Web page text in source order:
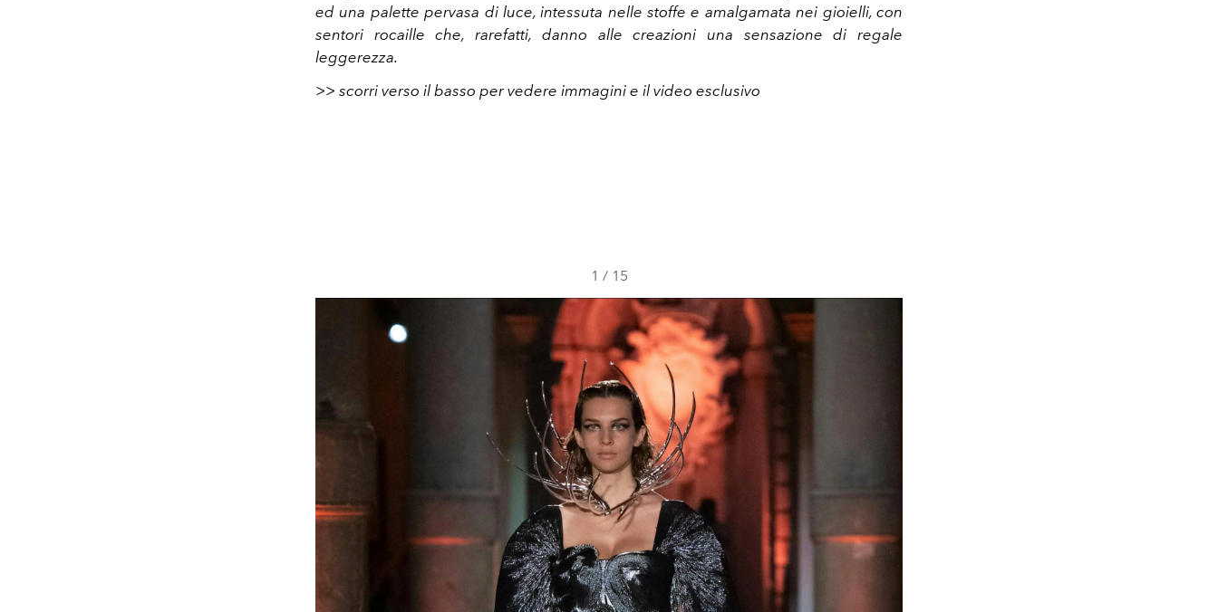
ed una palette pervasa di luce, intessuta nelle stoffe e amalgamata nei gioielli, con
sentori rocaille che, rarefatti, danno alle creazioni una sensazione di regale
leggerezza.
>> scorri verso il basso per vedere immagini e il video esclusivo
1 / 15